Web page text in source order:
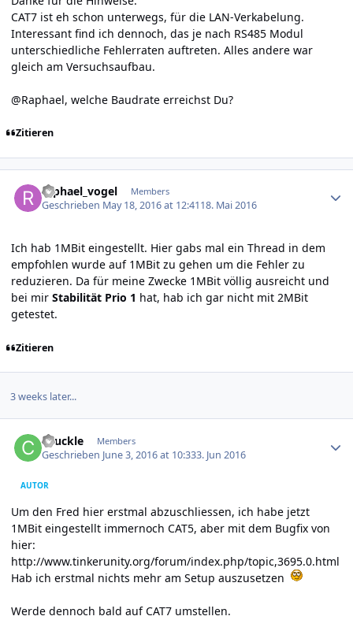
CAT7 ist eh schon unterwegs, für die LAN-Verkabelung.
Interessant find ich dennoch, das je nach RS485 Modul
unterschiedliche Fehlerraten auftreten. Alles andere war
gleich am Versuchsaufbau.
@Raphael, welche Baudrate erreichst Du?
Zitieren
raphael_vogel Members
Geschrieben May 18, 2016 at 12:4118. Mai 2016
Ich hab 1MBit eingestellt. Hier gabs mal ein Thread in dem
empfohlen wurde auf 1MBit zu gehen um die Fehler zu
reduzieren. Da für meine Zwecke 1MBit völlig ausreicht und
bei mir Stabilität Prio 1 hat, hab ich gar nicht mit 2MBit
getestet.
Zitieren
3 weeks later...
chuckle Members
Geschrieben June 3, 2016 at 10:333. Jun 2016
AUTOR
Um den Fred hier erstmal abzuschliessen, ich habe jetzt
1MBit eingestellt immernoch CAT5, aber mit dem Bugfix von
hier:
http://www.tinkerunity.org/forum/index.php/topic,3695.0.html
Hab ich erstmal nichts mehr am Setup auszusetzen
Werde dennoch bald auf CAT7 umstellen.